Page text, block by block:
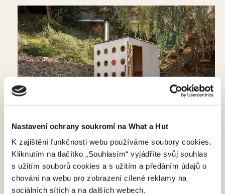
Nastavení ochrany soukromí na What a Hut
K zajištění funkčnosti webu používáme soubory cookies.
Kliknutím na tlačítko „Souhlasím“ vyjádříte svůj souhlas
s užitím souborů cookies a s užitím a předáním údajů o
chování na webu pro zobrazení cílené reklamy na
sociálních sítích a na dalších webech.
A co máš na saunování nejraději?
Zavření dveří a praskající dřevo v kamnech.
Máš s ním spojené i nějaké rituály?